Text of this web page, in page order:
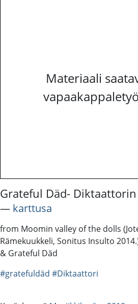
Materiaali
Grateful Däd-
― karttusa
from Moomin valley of the dolls
Rämekuukkeli, Sonitus Insulto
& Grateful Däd
#gratefuldäd #Diktaattori